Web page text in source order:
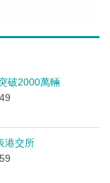
破2000萬輛
港交所